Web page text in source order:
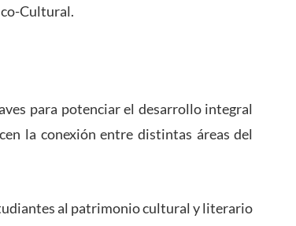
Cultural.
para potenciar el desarrollo integral
la conexión entre distintas áreas del
al patrimonio cultural y literario